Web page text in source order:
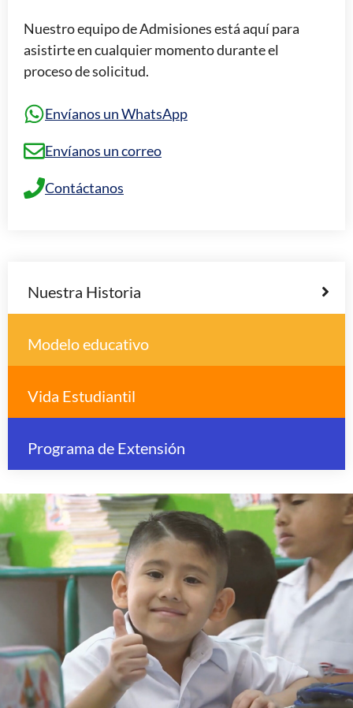
Nuestro equipo de Admisiones está aquí para
asistirte en cualquier momento durante el
proceso de solicitud.
Envíanos un WhatsApp
Envíanos un correo
Contáctanos
Nuestra Historia
Modelo educativo
Vida Estudiantil
Programa de Extensión